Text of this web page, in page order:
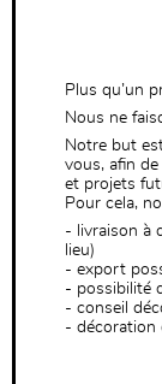
Plus qu’un
Nous ne
Notre but
vous, afin
et projets
Pour cela,
- livraison à
lieu)
- export
- possibilité
- conseil
- décoration